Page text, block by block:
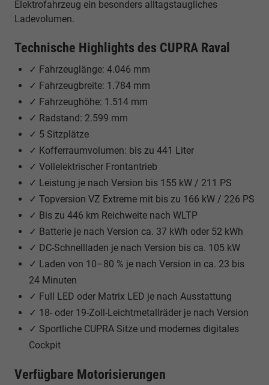
Elektrofahrzeug ein besonders alltagstaugliches
Ladevolumen.
Technische Highlights des CUPRA Raval
✓ Fahrzeuglänge: 4.046 mm
✓ Fahrzeugbreite: 1.784 mm
✓ Fahrzeughöhe: 1.514 mm
✓ Radstand: 2.599 mm
✓ 5 Sitzplätze
✓ Kofferraumvolumen: bis zu 441 Liter
✓ Vollelektrischer Frontantrieb
✓ Leistung je nach Version bis 155 kW / 211 PS
✓ Topversion VZ Extreme mit bis zu 166 kW / 226 PS
✓ Bis zu 446 km Reichweite nach WLTP
✓ Batterie je nach Version ca. 37 kWh oder 52 kWh
✓ DC-Schnellladen je nach Version bis ca. 105 kW
✓ Laden von 10–80 % je nach Version in ca. 23 bis
24 Minuten
✓ Full LED oder Matrix LED je nach Ausstattung
✓ 18- oder 19-Zoll-Leichtmetallräder je nach Version
✓ Sportliche CUPRA Sitze und modernes digitales
Cockpit
Verfügbare Motorisierungen